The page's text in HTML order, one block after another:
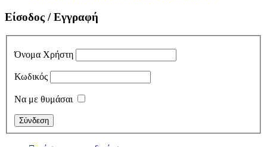
Είσοδος / Εγγραφή
Όνομα Χρήστη
Κωδικός
Να με θυμάσαι